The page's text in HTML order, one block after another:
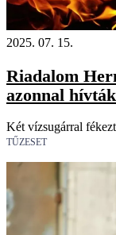
2025. 07. 15.
Riadalom
azonnal
Két vízsugárral
TŰZESET